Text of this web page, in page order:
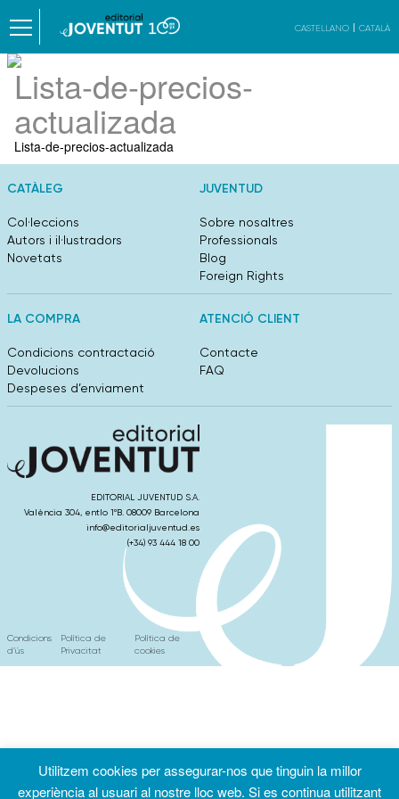
CASTELLANO CATALÀ
Lista-de-precios-
actualizada
Lista-de-precios-actualizada
CATÀLEG
Col·leccions
Autors i il·lustradors
Novetats
JUVENTUD
Sobre nosaltres
Professionals
Blog
Foreign Rights
LA COMPRA
Condicions contractació
Devolucions
Despeses d’enviament
ATENCIÓ CLIENT
Contacte
FAQ
EDITORIAL JUVENTUD S.A.
València 304, entlo 1ºB. 08009 Barcelona
info@editorialjuventud.es
(+34) 93 444 18 00
Condicions
d’ús
Política de
Privacitat
Política de
cookies
Utilitzem cookies per assegurar-nos que tinguin la millor
experiència al usuari al nostre lloc web. Si es continua utilitzant